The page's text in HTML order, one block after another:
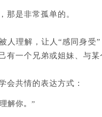
那是非常孤单的。
人理解，让人“感同身受”
有一个兄弟或姐妹、与
会共情的表达方式：
解你。”